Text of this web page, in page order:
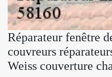
Réparateur fenêtre
couvreurs
Weiss couverture